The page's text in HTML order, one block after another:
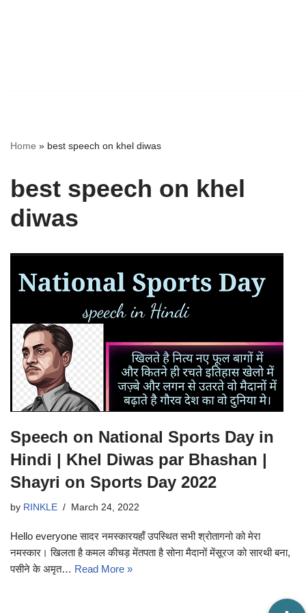
Home » best speech on khel diwas
best speech on khel
diwas
Speech on National Sports Day in
Hindi | Khel Diwas par Bhashan |
Shayri on Sports Day 2022
by RINKLE March 24, 2022
Hello everyone सादर नमस्कारयहाँ उपस्थित सभी श्रोतागनो को मेरा
नमस्कार। खिलता है कमल कीचड़ मेंतपता है सोना मैदानों मेंसूरज को सारथी बना,
पसीने के अमृत… Read More »